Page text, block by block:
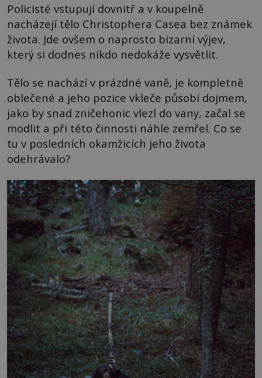
Policisté vstupují dovnitř a v koupelně
nacházejí tělo Christophera Casea bez známek
života. Jde ovšem o naprosto bizarní výjev,
který si dodnes nikdo nedokáže vysvětlit.
Tělo se nachází v prázdné vaně, je kompletně
oblečené a jeho pozice vkleče působí dojmem,
jako by snad zničehonic vlezl do vany, začal se
modlit a při této činnosti náhle zemřel. Co se
tu v posledních okamžicích jeho života
odehrávalo?